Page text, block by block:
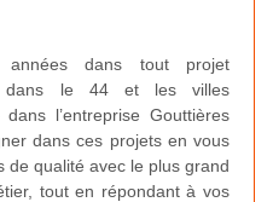
années dans tout projet
dans le 44 et les villes
l’entreprise Gouttières
dans ces projets en vous
de qualité avec le plus grand
tout en répondant à vos